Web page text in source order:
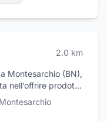
2.0 km
Montesarchio (BN),
nell’offrire prodotti
per decorare
realizzare grandi
Montesarchio